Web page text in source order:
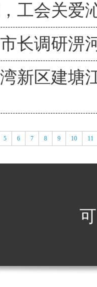
工会关爱
长调研淠
新区建塘
5 6 7 8 9 10 11